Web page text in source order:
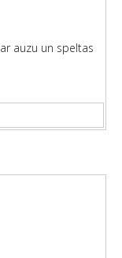
auzu un speltas